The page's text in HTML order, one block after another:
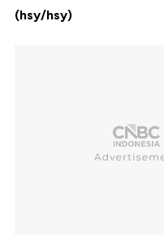
(hsy/hsy)